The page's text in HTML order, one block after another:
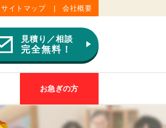
サイトマップ 会社概要
見積り／相談
完全無料！
お急ぎの方